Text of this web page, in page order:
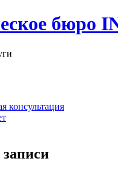
бюро
консультация